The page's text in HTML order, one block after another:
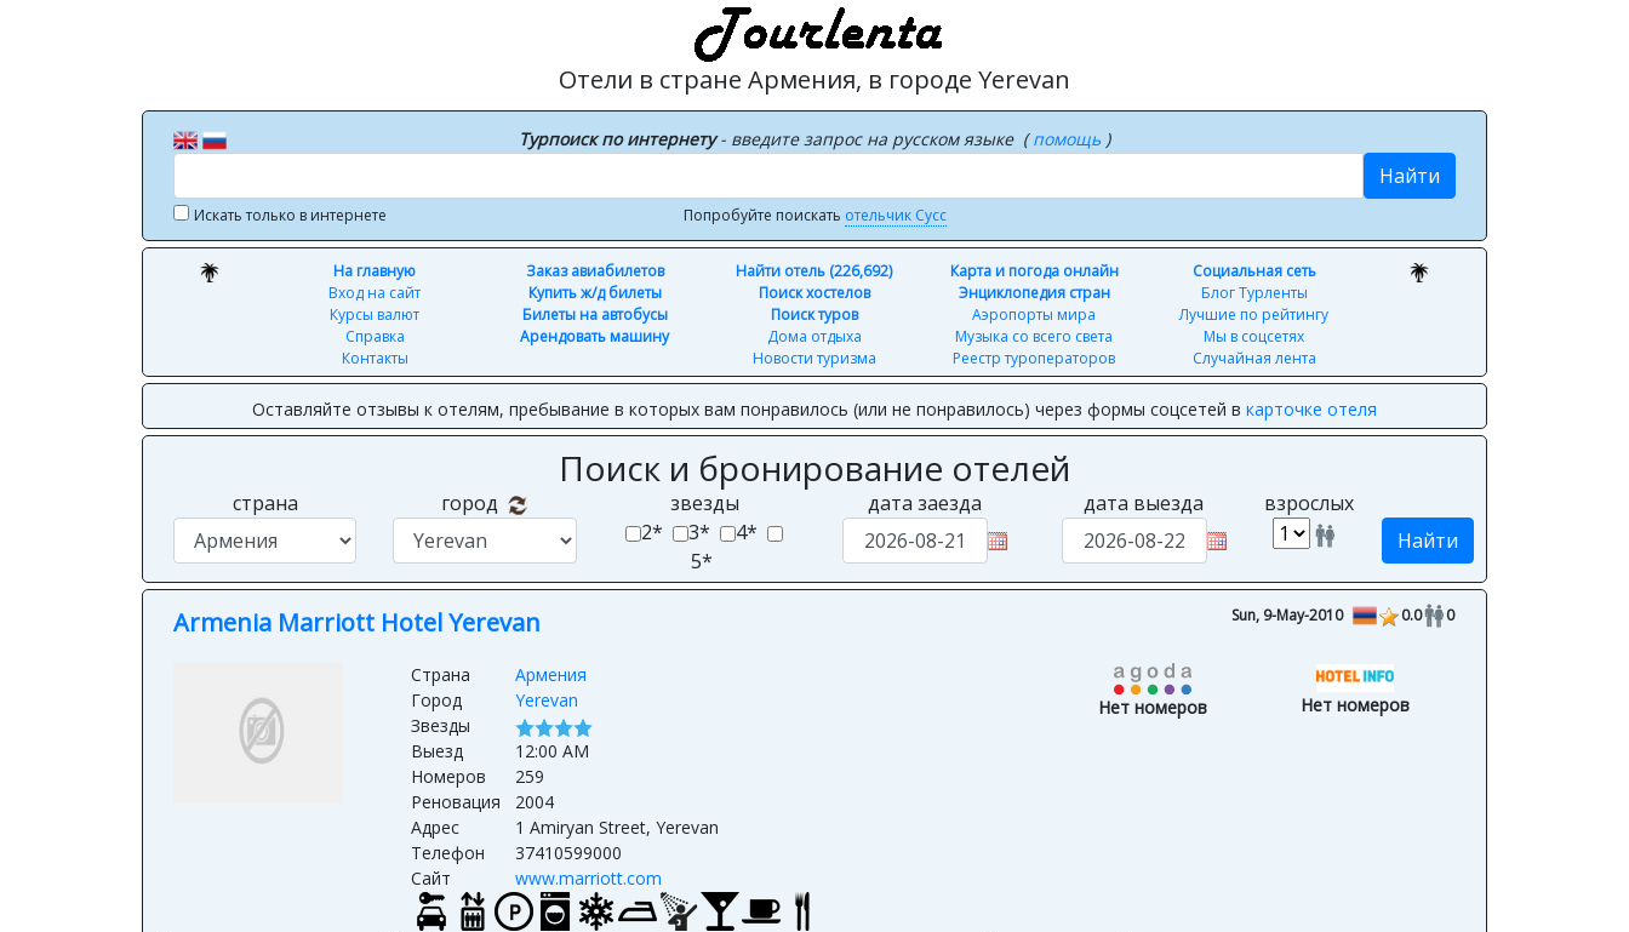
Отели в стране Армения, в городе Yerevan
Турпоиск по интернету- введите запрос на русском языке (помощь )
Найти
Искать только в интернете Попробуйте поискать отельчик Сусс
На главную
Вход на сайт
Курсы валют
Справка
Контакты
Заказ авиабилетов
Купить ж/д билеты
Билеты на автобусы
Арендовать машину
Найти отель (226,692)
Поиск хостелов
Поиск туров
Дома отдыха
Новости туризма
Карта и погода онлайн
Энциклопедия стран
Аэропорты мира
Музыка со всего света
Реестр туроператоров
Социальная сеть
Блог Турленты
Лучшие по рейтингу
Мы в соцсетях
Случайная лента
Оставляйте отзывы к отелям, пребывание в которых вам понравилось (или не понравилось) через формы соцсетей в карточке отеля
Поиск и бронирование отелей
страна город
звезды
2* 3*
4*
5*
дата заезда дата выезда
взрослых
Найти
Armenia Marriott Hotel Yerevan Sun, 9-May-2010 0.0 0
Страна
Армения
Город
Yerevan
Звезды
Выезд
12:00 AM
Номеров
259
Реновация
2004
Адрес
1 Amiryan Street, Yerevan
Телефон
37410599000
Сайт
www.marriott.com
Нет номеров Нет номеров